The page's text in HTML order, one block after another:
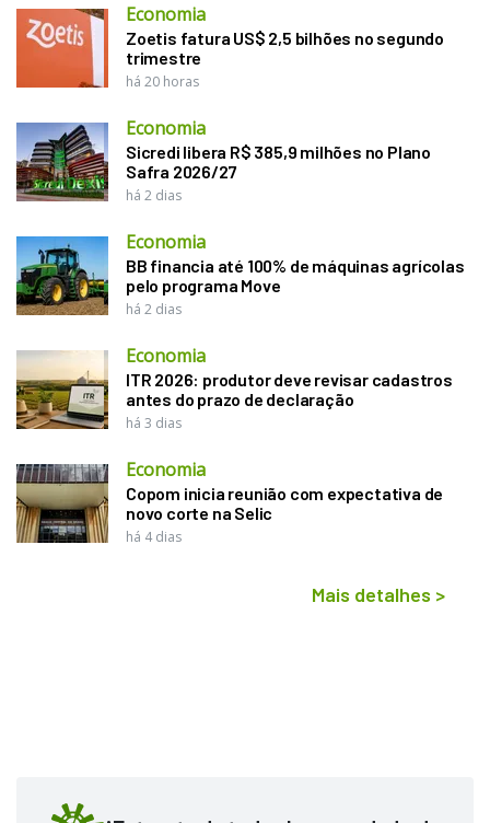
Economia
Zoetis fatura US$ 2,5 bilhões no segundo
trimestre
há 20 horas
Economia
Sicredi libera R$ 385,9 milhões no Plano
Safra 2026/27
há 2 dias
Economia
BB financia até 100% de máquinas agrícolas
pelo programa Move
há 2 dias
Economia
ITR 2026: produtor deve revisar cadastros
antes do prazo de declaração
há 3 dias
Economia
Copom inicia reunião com expectativa de
novo corte na Selic
há 4 dias
Mais detalhes >